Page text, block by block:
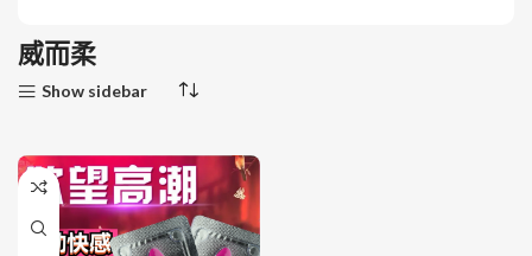
威而柔
Show sidebar